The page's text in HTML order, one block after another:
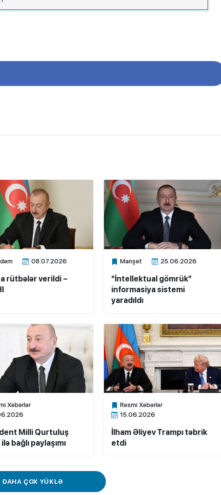
08.07.2026
rütbələr verildi –
Manşet 25.06.2026
Xalq.Online
“İntellektual gömrük”
informasiya sistemi
yaradıldı
Xəbərlər
Milli Qurtuluş
bağlı paylaşımı
Rəsmi Xəbərlər
15.06.2026
Xalq.Online
İlham Əliyev Trampı təbrik
etdi
DAHA ÇOX YÜKLƏ